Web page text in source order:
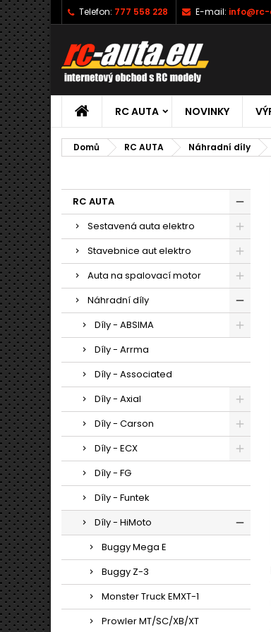
Telefon: 777 558 228 E-mail:
RC AUTA NOVINKY
Domů RC AUTA Náhradní díly
RC AUTA
Sestavená auta elektro
Stavebnice aut elektro
Auta na spalovací motor
Náhradní díly
Díly - ABSIMA
Díly - Arrma
Díly - Associated
Díly - Axial
Díly - Carson
Díly - ECX
Díly - FG
Díly - Funtek
Díly - HiMoto
Buggy Mega E
Buggy Z-3
Monster Truck EMXT-1
Prowler MT/SC/XB/XT